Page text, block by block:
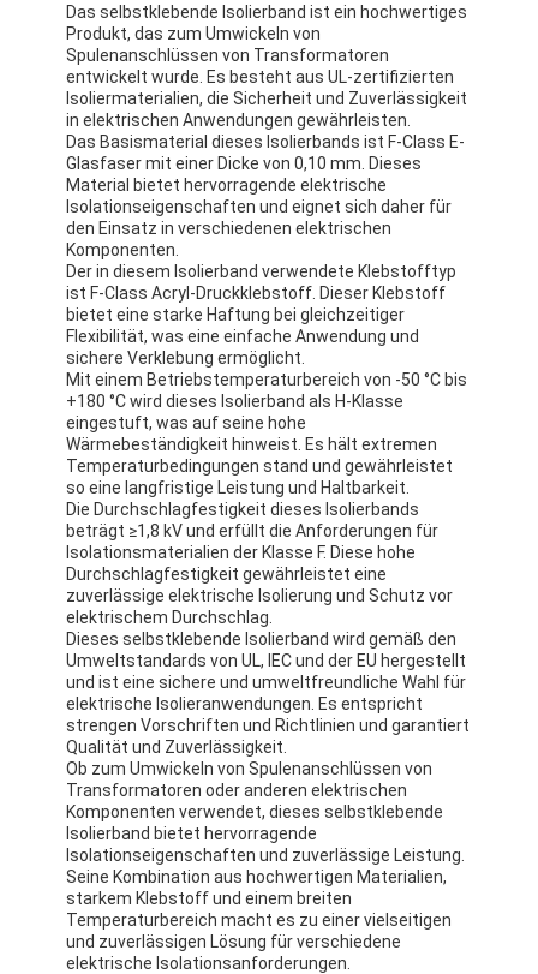
Das selbstklebende Isolierband ist ein hochwertiges
Produkt, das zum Umwickeln von
Spulenanschlüssen von Transformatoren
entwickelt wurde. Es besteht aus UL-zertifizierten
Isoliermaterialien, die Sicherheit und Zuverlässigkeit
in elektrischen Anwendungen gewährleisten.
Das Basismaterial dieses Isolierbands ist F-Class E-
Glasfaser mit einer Dicke von 0,10 mm. Dieses
Material bietet hervorragende elektrische
Isolationseigenschaften und eignet sich daher für
den Einsatz in verschiedenen elektrischen
Komponenten.
Der in diesem Isolierband verwendete Klebstofftyp
ist F-Class Acryl-Druckklebstoff. Dieser Klebstoff
bietet eine starke Haftung bei gleichzeitiger
Flexibilität, was eine einfache Anwendung und
sichere Verklebung ermöglicht.
Mit einem Betriebstemperaturbereich von -50 °C bis
+180 °C wird dieses Isolierband als H-Klasse
eingestuft, was auf seine hohe
Wärmebeständigkeit hinweist. Es hält extremen
Temperaturbedingungen stand und gewährleistet
so eine langfristige Leistung und Haltbarkeit.
Die Durchschlagfestigkeit dieses Isolierbands
beträgt ≥1,8 kV und erfüllt die Anforderungen für
Isolationsmaterialien der Klasse F. Diese hohe
Durchschlagfestigkeit gewährleistet eine
zuverlässige elektrische Isolierung und Schutz vor
elektrischem Durchschlag.
Dieses selbstklebende Isolierband wird gemäß den
Umweltstandards von UL, IEC und der EU hergestellt
und ist eine sichere und umweltfreundliche Wahl für
elektrische Isolieranwendungen. Es entspricht
strengen Vorschriften und Richtlinien und garantiert
Qualität und Zuverlässigkeit.
Ob zum Umwickeln von Spulenanschlüssen von
Transformatoren oder anderen elektrischen
Komponenten verwendet, dieses selbstklebende
Isolierband bietet hervorragende
Isolationseigenschaften und zuverlässige Leistung.
Seine Kombination aus hochwertigen Materialien,
starkem Klebstoff und einem breiten
Temperaturbereich macht es zu einer vielseitigen
und zuverlässigen Lösung für verschiedene
elektrische Isolationsanforderungen.